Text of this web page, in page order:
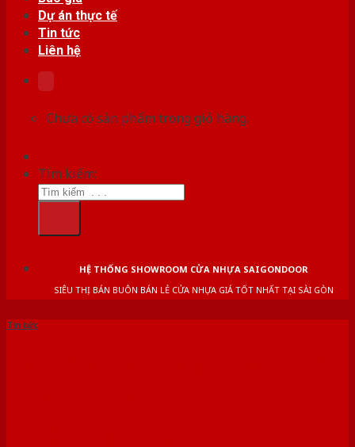
Dự án thực tế
Tin tức
Liên hệ
Chưa có sản phẩm trong giỏ hàng.
Tìm kiếm:
HỆ THỐNG SHOWROOM CỬA NHỰA SAIGONDOOR
SIÊU THỊ BÁN BUÔN BÁN LẺ CỬA NHỰA GIÁ TỐT NHẤT TẠI SÀI GÒN
Tin tức